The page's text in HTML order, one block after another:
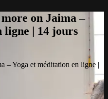
on Jaima –
ligne | 14 jours
– Yoga et méditation en ligne |